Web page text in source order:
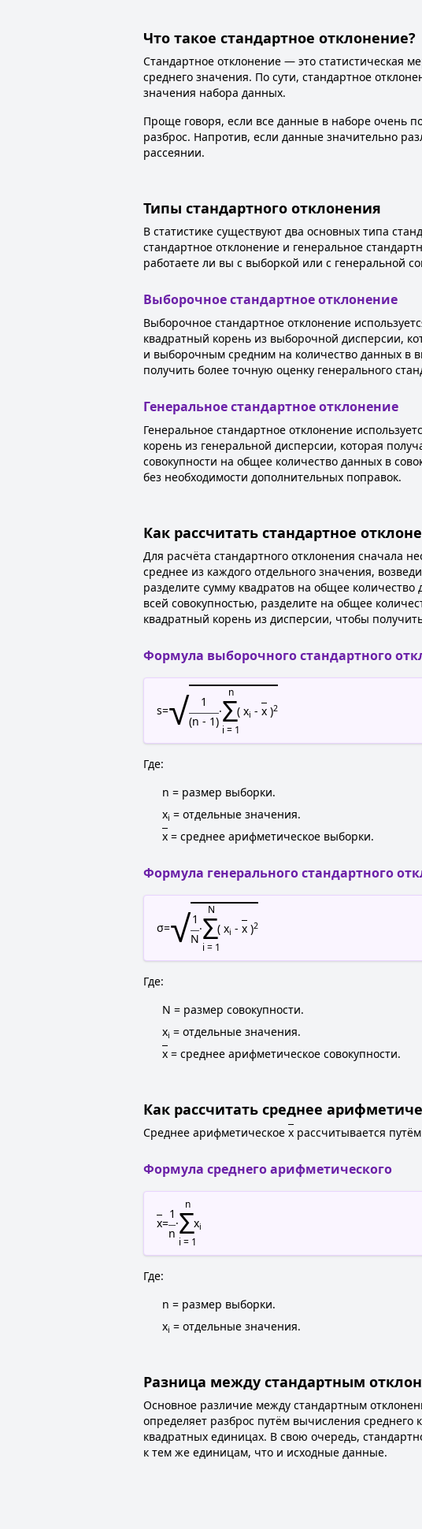
Что такое стандартное отклонение?
Стандартное отклонение — это статистическая
среднего значения. По сути, стандартное
значения набора данных.
Проще говоря, если все данные в наборе очень
разброс. Напротив, если данные значительно
рассеянии.
Типы стандартного отклонения
В статистике существуют два основных типа
стандартное отклонение и генеральное
работаете ли вы с выборкой или с генеральной
Выборочное стандартное отклонение
Выборочное стандартное отклонение
квадратный корень из выборочной дисперсии,
и выборочным средним на количество данных в
получить более точную оценку генерального
Генеральное стандартное отклонение
Генеральное стандартное отклонение
корень из генеральной дисперсии, которая
совокупности на общее количество данных в
без необходимости дополнительных поправок.
Как рассчитать стандартное
Для расчёта стандартного отклонения сначала
среднее из каждого отдельного значения,
разделите сумму квадратов на общее
всей совокупностью, разделите на общее
квадратный корень из дисперсии, чтобы
Формула выборочного стандартного
s=√
1
(n - 1)
·
n
Σ
i = 1
( xi - x )2
Где:
n = размер выборки.
xi = отдельные значения.
x = среднее арифметическое выборки.
Формула генерального стандартного
σ=√1
N
·
N
Σ
i = 1
( xi - x )2
Где:
N = размер совокупности.
xi = отдельные значения.
x = среднее арифметическое совокупности.
Как рассчитать среднее
Среднее арифметическое x рассчитывается
Формула среднего арифметического
x=
1
n
·
n
Σ
i = 1
xi
Где:
n = размер выборки.
xi = отдельные значения.
Разница между стандартным
Основное различие между стандартным
определяет разброс путём вычисления
квадратных единицах. В свою очередь,
к тем же единицам, что и исходные данные.